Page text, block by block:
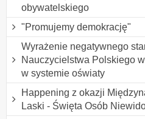
obywatelskiego
"Promujemy demokrację"
Wyrażenie negatywnego
Nauczycielstwa Polskiego
w systemie oświaty
Happening z okazji
Laski - Święta Osób